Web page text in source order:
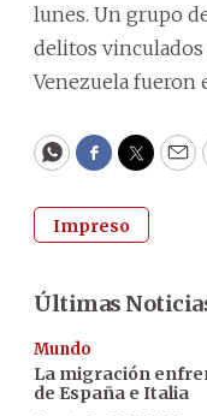
lunes. Un grupo
delitos
Venezuela fueron
WhatsApp
Facebook
Impreso
Últimas
Mundo
La migración
de España e Italia